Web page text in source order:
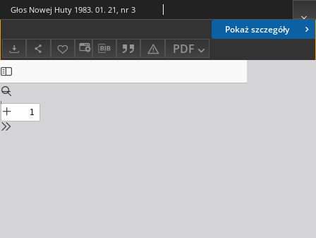
Pokaż szczegóły
PDF
Głos Nowej Huty 1983. 01. 21, nr 3